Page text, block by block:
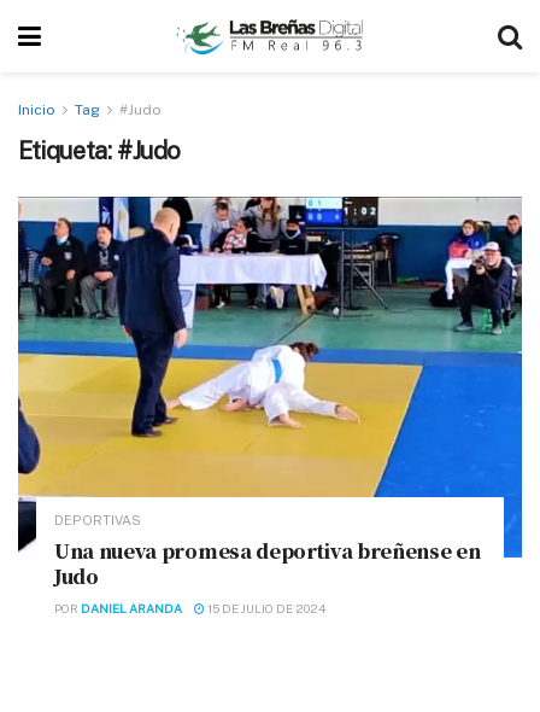
Inicio Tag #Judo
Etiqueta: #Judo
DEPORTIVAS
Una nueva promesa deportiva breñense en
Judo
POR DANIEL ARANDA 15 DE JULIO DE 2024